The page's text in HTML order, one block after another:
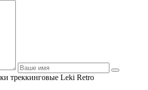
Leki Retro